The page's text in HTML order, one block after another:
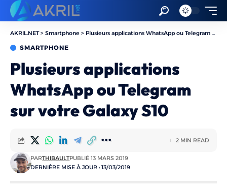
AKRIL.NET> Smartphone > Plusieurs applications WhatsApp ou Telegram sur votre Galaxy S10
SMARTPHONE
Plusieurs applications
WhatsApp ou Telegram
sur votre Galaxy S10
DERNIÈRE MISE À JOUR : 13/03/2019
PARTHIBAULTPUBLIÉ 13 MARS 2019
2 MIN READ